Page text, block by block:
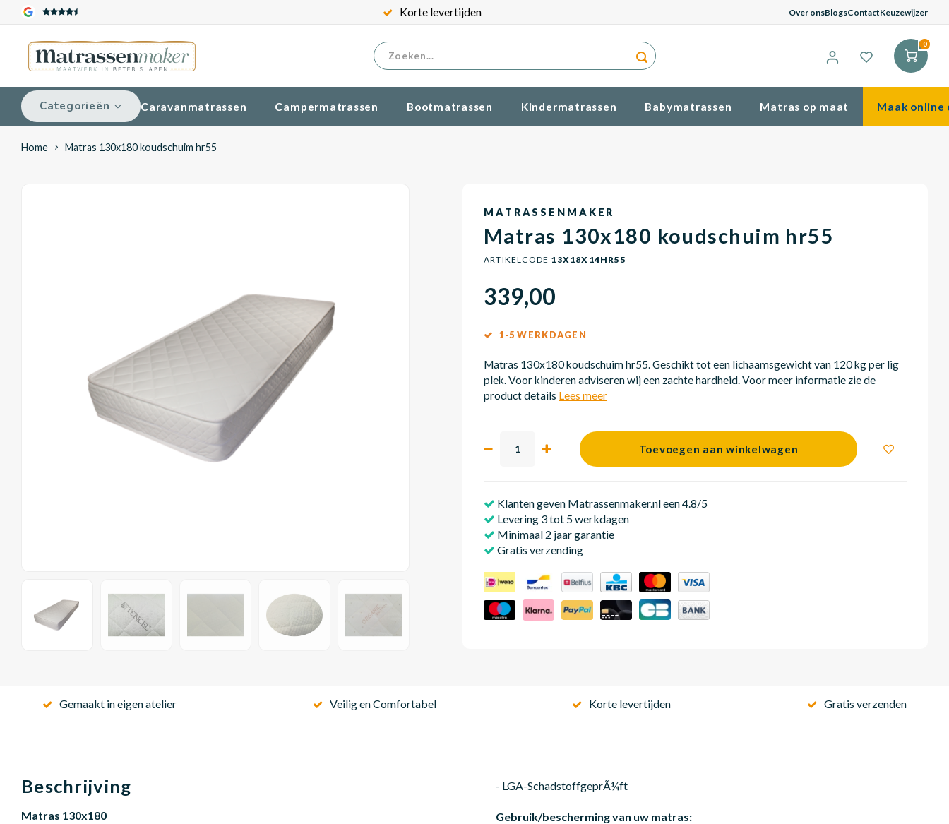
Korte levertijden Over onsBlogsContactKeuzewijzer
0
Categorieën Caravanmatrassen Campermatrassen Bootmatrassen Kindermatrassen Babymatrassen Matras op maat Maak online
Home Matras 130x180 koudschuim hr55
MATRASSENMAKER
Matras 130x180 koudschuim hr55
ARTIKELCODE 13X18X14HR55
339,00
1-5 WERKDAGEN
Matras 130x180 koudschuim hr55. Geschikt tot een lichaamsgewicht van 120 kg per lig
plek. Voor kinderen adviseren wij een zachte hardheid. Voor meer informatie zie de
product details Lees meer
Toevoegen aan winkelwagen
Klanten geven Matrassenmaker.nl een 4.8/5
Levering 3 tot 5 werkdagen
Minimaal 2 jaar garantie
Gratis verzending
Gemaakt in eigen atelier Veilig en Comfortabel Korte levertijden Gratis verzenden
Beschrijving
Matras 130x180
- LGA-SchadstoffgeprÃ¼ft
Gebruik/bescherming van uw matras: